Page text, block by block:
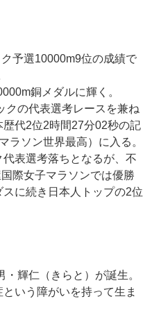
予選10000m9位の成績で
銅メダルに輝く。
クの代表選考レースを兼ね
代2位2時間27分02秒の記
ラソン世界最高）に入る。
表選考落ちとなるが、不
際女子マラソンでは優勝
に続き日本人トップの2位
輝仁（きらと）が誕生。
いう障がいを持って生ま